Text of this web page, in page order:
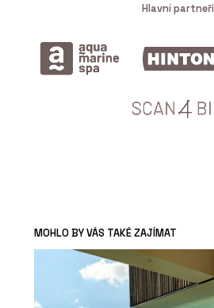
Hlavní partneři
MOHLO BY VÁS TAKÉ ZAJÍMAT